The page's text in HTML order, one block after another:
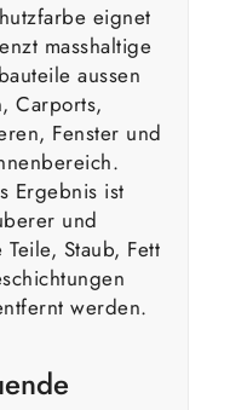
eignet
masshaltige
aussen
Carports,
Fenster und
Ergebnis ist
und
Staub, Fett
werden.